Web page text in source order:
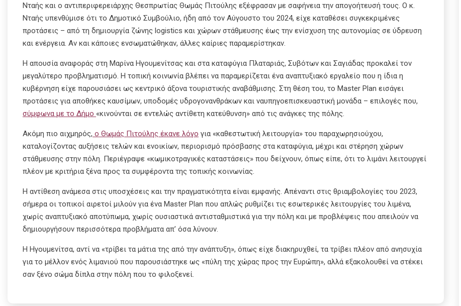
Νταής και ο αντιπεριφερειάρχης Θεσπρωτίας Θωμάς Πιτούλης εξέφρασαν με σαφήνεια την απογοήτευσή τους. Ο κ.
Νταής υπενθύμισε ότι το Δημοτικό Συμβούλιο, ήδη από τον Αύγουστο του 2024, είχε καταθέσει συγκεκριμένες
προτάσεις – από τη δημιουργία ζώνης logistics και χώρων στάθμευσης έως την ενίσχυση της αυτονομίας σε ύδρευση
και ενέργεια. Αν και κάποιες ενσωματώθηκαν, άλλες καίριες παραμερίστηκαν.
Η απουσία αναφοράς στη Μαρίνα Ηγουμενίτσας και στα καταφύγια Πλαταριάς, Συβότων και Σαγιάδας προκαλεί τον
μεγαλύτερο προβληματισμό. Η τοπική κοινωνία βλέπει να παραμερίζεται ένα αναπτυξιακό εργαλείο που η ίδια η
κυβέρνηση είχε παρουσιάσει ως κεντρικό άξονα τουριστικής αναβάθμισης. Στη θέση του, το Master Plan εισάγει
προτάσεις για αποθήκες καυσίμων, υποδομές υδρογονανθράκων και ναυπηγοεπισκευαστική μονάδα – επιλογές που,
σύμφωνα με το Δήμο «κινούνται σε εντελώς αντίθετη κατεύθυνση» από τις ανάγκες της πόλης.
Ακόμη πιο αιχμηρός, ο Θωμάς Πιτούλης έκανε λόγο για «καθεστωτική λειτουργία» του παραχωρησιούχου,
καταλογίζοντας αυξήσεις τελών και ενοικίων, περιορισμό πρόσβασης στα καταφύγια, μέχρι και στέρηση χώρων
στάθμευσης στην πόλη. Περιέγραψε «κωμικοτραγικές καταστάσεις» που δείχνουν, όπως είπε, ότι το λιμάνι λειτουργεί
πλέον με κριτήρια ξένα προς τα συμφέροντα της τοπικής κοινωνίας.
Η αντίθεση ανάμεσα στις υποσχέσεις και την πραγματικότητα είναι εμφανής. Απέναντι στις θριαμβολογίες του 2023,
σήμερα οι τοπικοί αιρετοί μιλούν για ένα Master Plan που απλώς ρυθμίζει τις εσωτερικές λειτουργίες του λιμένα,
χωρίς αναπτυξιακό αποτύπωμα, χωρίς ουσιαστικά αντισταθμιστικά για την πόλη και με προβλέψεις που απειλούν να
δημιουργήσουν περισσότερα προβλήματα απ’ όσα λύνουν.
Η Ηγουμενίτσα, αντί να «τρίβει τα μάτια της από την ανάπτυξη», όπως είχε διακηρυχθεί, τα τρίβει πλέον από ανησυχία
για το μέλλον ενός λιμανιού που παρουσιάστηκε ως «πύλη της χώρας προς την Ευρώπη», αλλά εξακολουθεί να στέκει
σαν ξένο σώμα δίπλα στην πόλη που το φιλοξενεί.